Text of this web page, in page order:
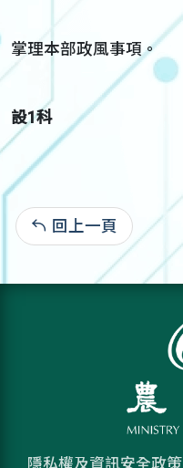
掌理本部政風事項。
設1科
回上一頁
隱私權及資訊安全政策